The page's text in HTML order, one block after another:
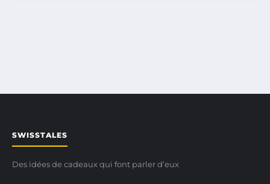
SWISSTALES
Des idées de cadeaux qui font parler d’eux